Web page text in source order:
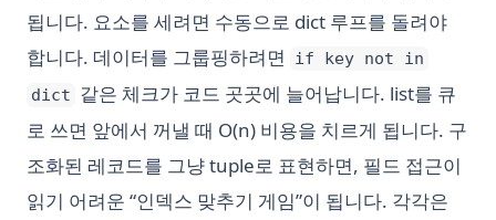
됩니다. 요소를 세려면 수동으로 dict 루프를 돌려야
합니다. 데이터를 그룹핑하려면
if key not in
dict 같은 체크가 코드 곳곳에 늘어납니다. list를 큐
로 쓰면 앞에서 꺼낼 때 O(n) 비용을 치르게 됩니다. 구
조화된 레코드를 그냥 tuple로 표현하면, 필드 접근이
읽기 어려운 “인덱스 맞추기 게임”이 됩니다. 각각은